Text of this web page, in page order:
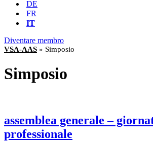
DE
FR
IT
Diventare membro
VSA-AAS » Simposio
Simposio
assemblea generale –
professionale